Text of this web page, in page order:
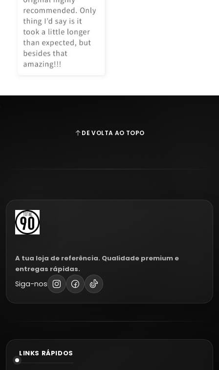
DE VOLTA AO TOPO
A tua loja de referência. Qualidade premium e
entregas rápidas.
Siga-nos
LINKS RÁPIDOS